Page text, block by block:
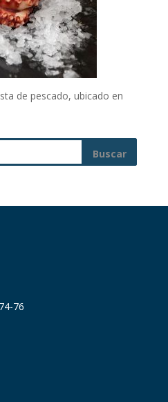
de pescado, ubicado en
76